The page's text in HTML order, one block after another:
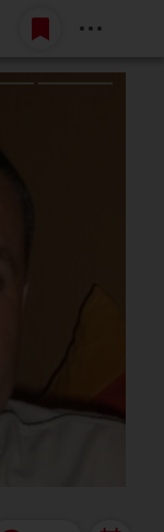
Belépés